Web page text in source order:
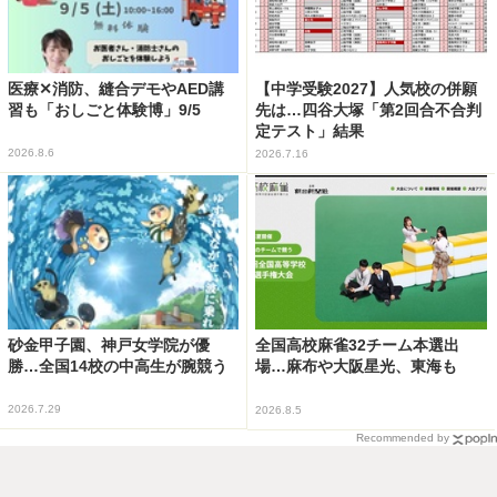
医療✕消防、縫合デモやAED講
習も「おしごと体験博」9/5
2026.8.6
【中学受験2027】人気校の併願
先は…四谷大塚「第2回合不合判
定テスト」結果
2026.7.16
砂金甲子園、神戸女学院が優
勝…全国14校の中高生が腕競う
2026.7.29
全国高校麻雀32チーム本選出
場…麻布や大阪星光、東海も
2026.8.5
Recommended by